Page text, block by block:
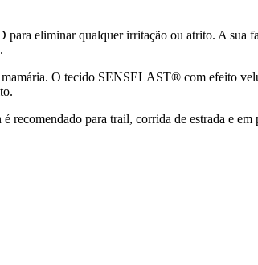
para eliminar qualquer irritação ou atrito. A sua
O tecido SENSELAST® com efeito
recomendado para trail, corrida de estrada e